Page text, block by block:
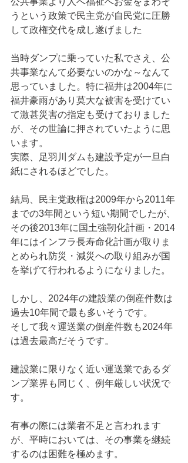
うという政策で民主党が自民党に圧勝
して政権交代を成し遂げました
当時ダンプに乗っていた私でさえ、公
共事業なんて必要ないのかな～なんて
思っていました。特に福井は2004年に
福井豪雨があり莫大な被害を受けてい
て激甚災害の指定も受けておりました
が、その世論に押されていたように思
います。
実際、足羽川ダムも建設予定が一旦白
紙にされるほどでした。
結局、民主党政権は2009年から2011年
までの3年間という短い期間でしたが、
その後2013年に国土強靭化計画・2014
年にはインフラ長寿命化計画が取りま
とめられ防災・減災への取り組みが国
を挙げて行われるようになりました。
しかし、2024年の建設業の倒産件数は
過去10年間で最も多いそうです。
そして我々運送業の倒産件数も2024年
は過去最高だそうです。
建設業に限りなく近い運送業であるダ
ンプ業界も同じく、例年厳しい状況で
す。
有事の際には業者不足と言われます
が、平時においては、その事業を継続
するのは困難を極めます。